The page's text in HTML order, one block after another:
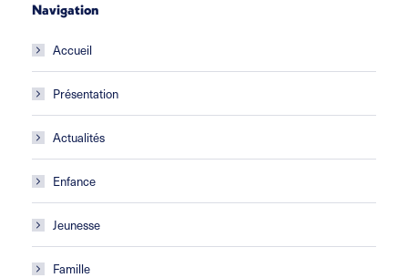
Navigation
Accueil
Présentation
Actualités
Enfance
Jeunesse
Famille